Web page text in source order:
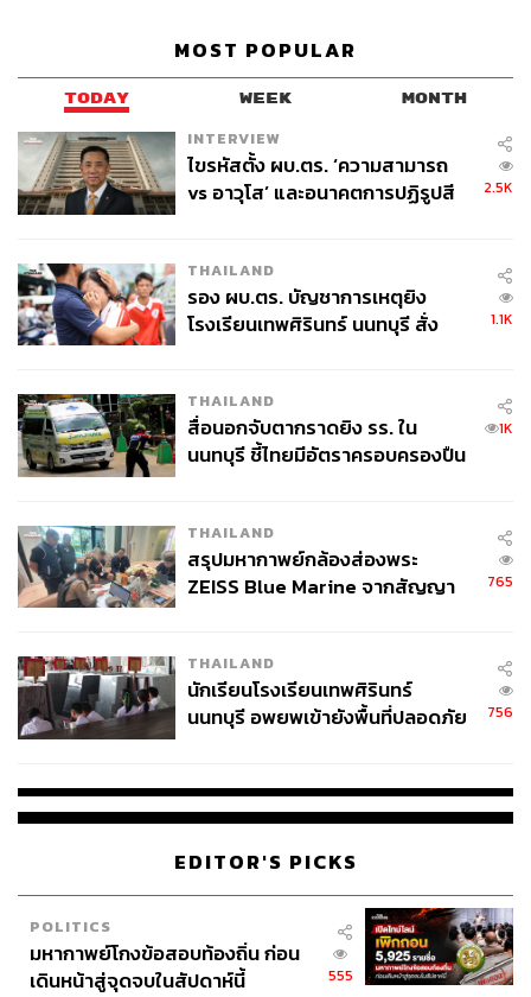
MOST POPULAR
TODAY WEEK MONTH
INTERVIEW
ไขรหัสตั้ง ผบ.ตร. ‘ความสามารถ
vs อาวุโส’ และอนาคตการปฏิรูปสี
2.5K
THAILAND
รอง ผบ.ตร. บัญชาการเหตุยิง
โรงเรียนเทพศิรินทร์ นนทบุรี สั่ง
1.1K
THAILAND
สื่อนอกจับตากราดยิง รร. ใน
นนทบุรี ชี้ไทยมีอัตราครอบครองปืน
1K
THAILAND
สรุปมหากาพย์กล้องส่องพระ
ZEISS Blue Marine จากสัญญา
จ่ายหนี้-แอบระบุแบรนด์
765
THAILAND
นักเรียนโรงเรียนเทพศิรินทร์
นนทบุรี อพยพเข้ายังพื้นที่ปลอดภัย
756
EDITOR'S PICKS
POLITICS
มหากาพย์โกงข้อสอบท้องถิ่น ก่อน
เดินหน้าสู่จุดจบในสัปดาห์นี้
555